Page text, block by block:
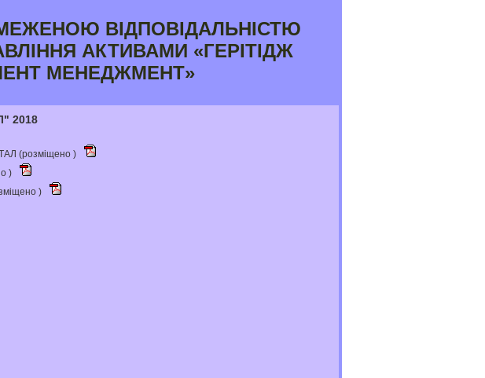
ВІДПОВІДАЛЬНІСТЮ
АКТИВАМИ «ГЕРІТІДЖ
МЕНЕДЖМЕНТ»
2018
(розміщено )
)
)